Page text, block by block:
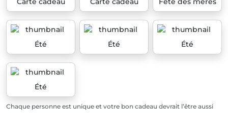
Été Été Été
Été
Chaque personne est unique et votre bon cadeau devrait l’être aussi